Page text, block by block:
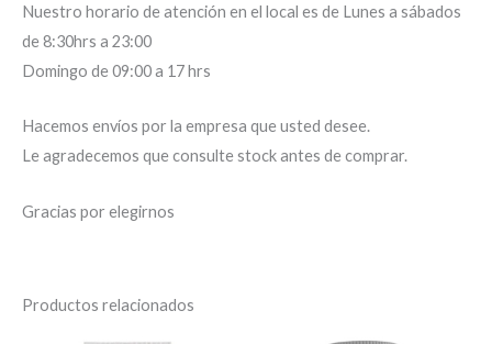
Nuestro horario de atención en el local es de Lunes a sábados
de 8:30hrs a 23:00
Domingo de 09:00 a 17 hrs
Hacemos envíos por la empresa que usted desee.
Le agradecemos que consulte stock antes de comprar.
Gracias por elegirnos
Productos relacionados